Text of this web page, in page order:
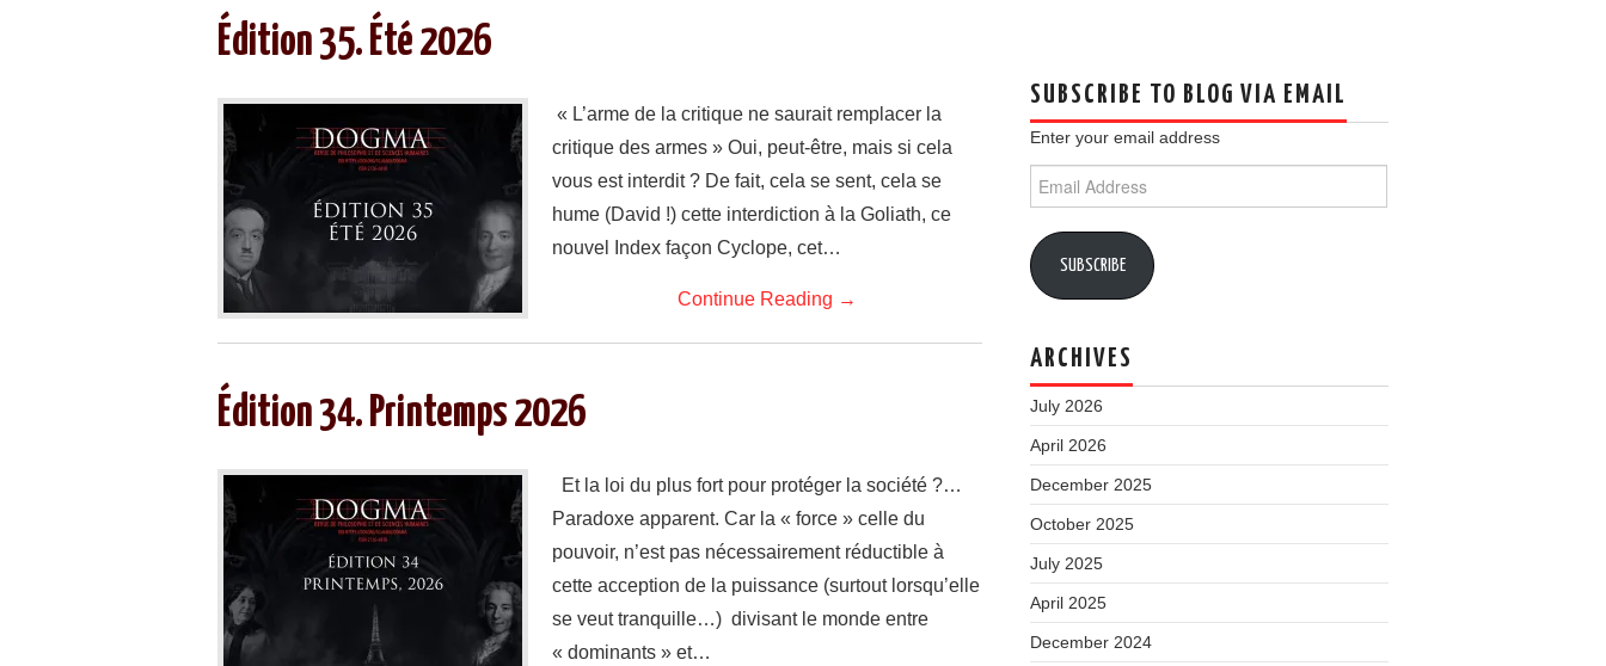
Édition 35. Été 2026
« L’arme de la critique ne saurait remplacer la
critique des armes » Oui, peut-être, mais si cela
vous est interdit ? De fait, cela se sent, cela se
hume (David !) cette interdiction à la Goliath, ce
nouvel Index façon Cyclope, cet…
Continue Reading →
Édition 34. Printemps 2026
Et la loi du plus fort pour protéger la société ?…
Paradoxe apparent. Car la « force » celle du
pouvoir, n’est pas nécessairement réductible à
cette acception de la puissance (surtout lorsqu’elle
se veut tranquille…) divisant le monde entre
« dominants » et…
SUBSCRIBE TO BLOG VIA EMAIL
Enter your email address
Address
SUBSCRIBE
ARCHIVES
July 2026
April 2026
December 2025
October 2025
July 2025
April 2025
December 2024